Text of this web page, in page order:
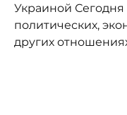
Украиной
политических,
других